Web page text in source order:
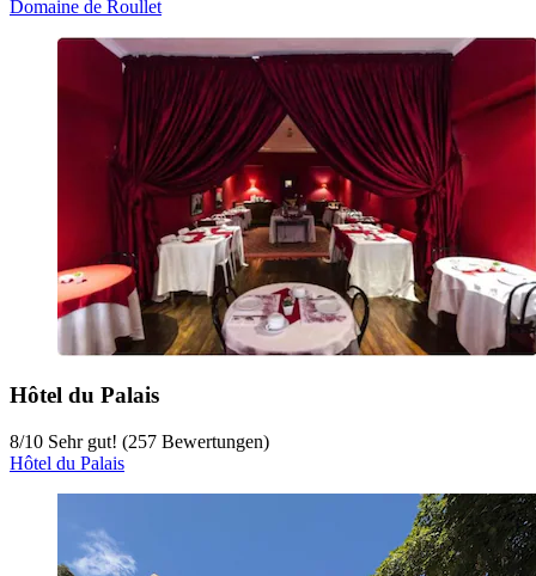
Domaine de Roullet
Hôtel du Palais
8/10 Sehr gut! (257 Bewertungen)
Hôtel du Palais